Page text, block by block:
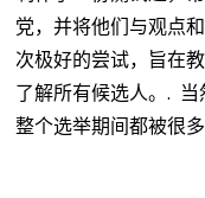
党，并将他们与观点
次极好的尝试，旨在
了解所有候选人。. 当
整个选举期间都被很